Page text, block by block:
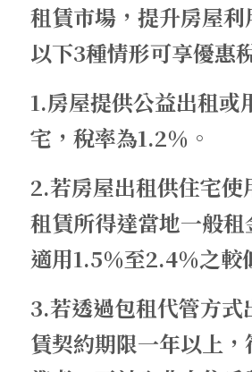
租賃市場，提升房屋
以下3種情形可享優惠
1.房屋提供公益出租或
宅，稅率為1.2％。
2.若房屋出租供住宅使
租賃所得達當地一般
適用1.5％至2.4％之較
3.若透過包租代管方式
賃契約期限一年以上